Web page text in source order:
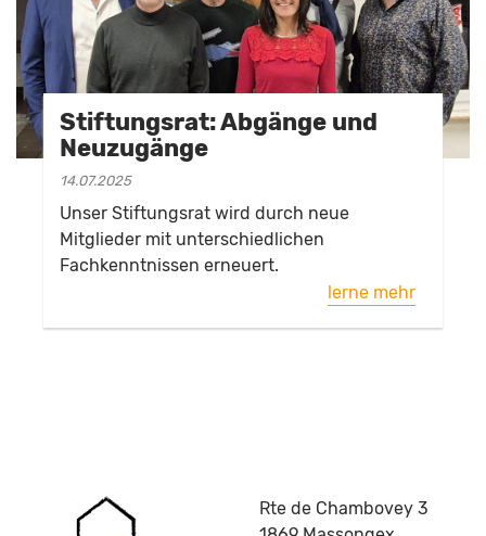
Stiftungsrat: Abgänge und
Neuzugänge
14.07.2025
Unser Stiftungsrat wird durch neue
Mitglieder mit unterschiedlichen
Fachkenntnissen erneuert.
lerne mehr
Rte de Chambovey 3